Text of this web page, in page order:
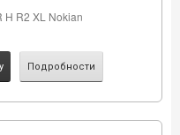
H R2 XL Nokian
Подробности